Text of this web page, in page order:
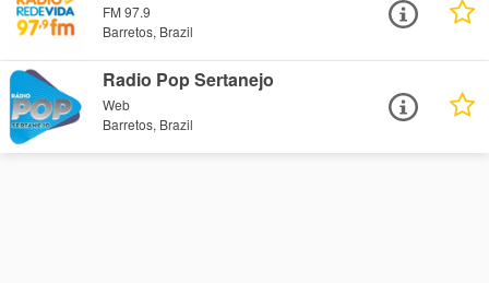
FM 97.9
Barretos, Brazil
Radio Pop Sertanejo
Web
Barretos, Brazil